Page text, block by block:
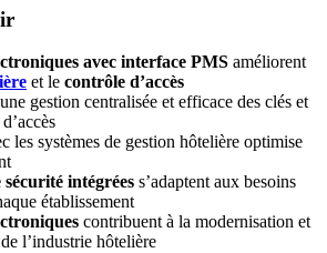
avec interface PMS améliorent
et le contrôle d’accès
gestion centralisée et efficace des clés et
les systèmes de gestion hôtelière optimise
sécurité intégrées s’adaptent aux besoins
établissement
contribuent à la modernisation et
l’industrie hôtelière